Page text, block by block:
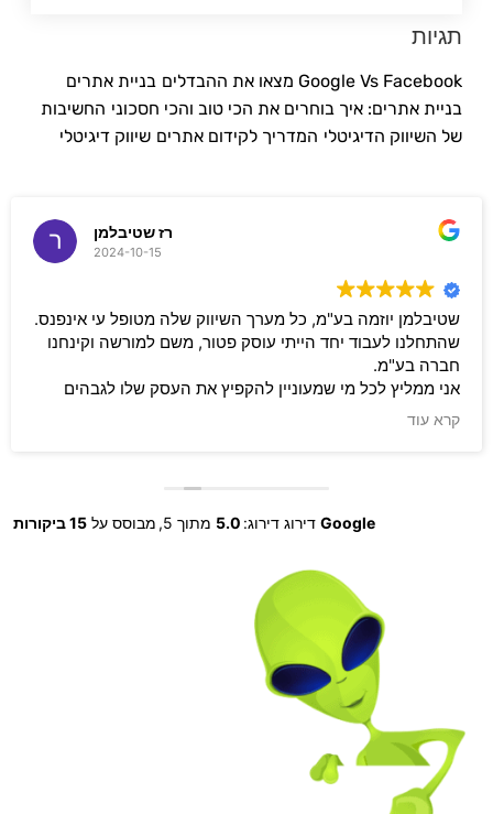
תגיות
Google Vs Facebook מצאו את ההבדלים
בניית אתרים
בניית אתרים: איך בוחרים את הכי טוב והכי חסכוני החשיבות
של השיווק הדיגיטלי המדריך לקידום אתרים שיווק דיגיטלי
רז שטיבלמן
2024-10-15
שטיבלמן יוזמה בע"מ, כל מערך השיווק שלה מטופל עי אינפנס.
שהתחלנו לעבוד יחד הייתי עוסק פטור, משם למורשה וקינחנו
חברה בע"מ.
אני ממליץ לכל מי שמעוניין להקפיץ את העסק שלו לגבהים
שלא ראה עוד לפני כן, לקבל שירות מאינפנס. תמיד זמינים לכל
שאלה (ואני ממש נודניק), מקצוענים, והסקיילים איתם תמיד
קרא עוד
Google דירוג דירוג: 5.0 מתוך 5, מבוסס על 15 ביקורות